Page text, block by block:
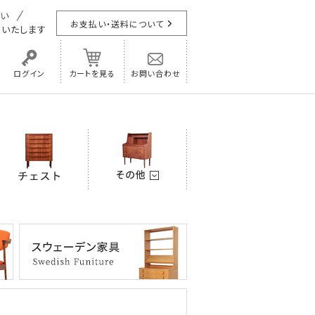
いたします お支払い・送料について
ログイン カートを見る お問い合わせ